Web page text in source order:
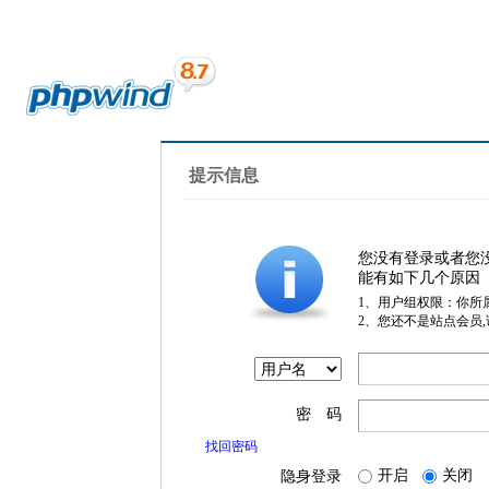
提示信息
您没有登录或者您
能有如下几个原因
1、用户组权限：你所
2、您还不是站点会员
密 码
找回密码
隐身登录 开启 关闭